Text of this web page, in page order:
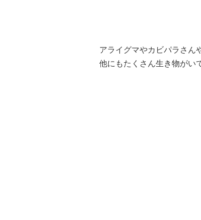
アライグマやカビパラさん
他にもたくさん生き物がい